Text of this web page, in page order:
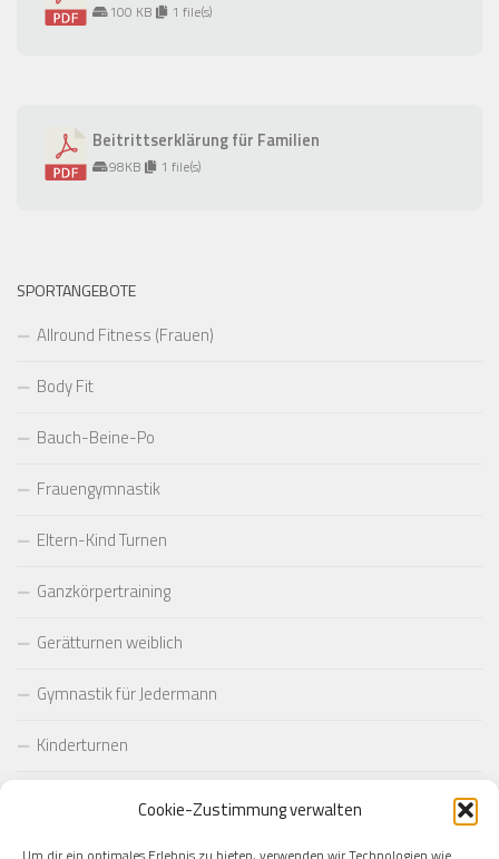
Cookie-Zustimmung verwalten
100 KB 1 file(s)
Beitrittserklärung für Familien
98KB 1 file(s)
SPORTANGEBOTE
Allround Fitness (Frauen)
Body Fit
Bauch-Beine-Po
Frauengymnastik
Eltern-Kind Turnen
Ganzkörpertraining
Gerätturnen weiblich
Gymnastik für Jedermann
Kinderturnen
Taekwondo